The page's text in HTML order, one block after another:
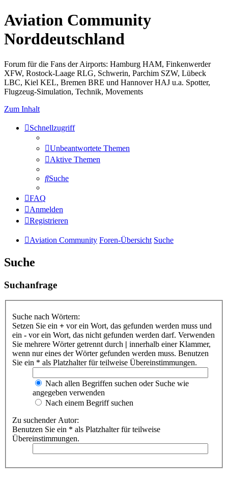
Aviation Community
Norddeutschland
Forum für die Fans der Airports: Hamburg HAM, Finkenwerder
XFW, Rostock-Laage RLG, Schwerin, Parchim SZW, Lübeck
LBC, Kiel KEL, Bremen BRE und Hannover HAJ u.a. Spotter,
Flugzeug-Simulation, Technik, Movements
Zum Inhalt
Schnellzugriff
Unbeantwortete Themen
Aktive Themen
Suche
FAQ
Anmelden
Registrieren
Aviation Community Foren-Übersicht Suche
Suche
Suchanfrage
Suche nach Wörtern:
Setzen Sie ein + vor ein Wort, das gefunden werden muss und
ein - vor ein Wort, das nicht gefunden werden darf. Verwenden
Sie mehrere Wörter getrennt durch | innerhalb einer Klammer,
wenn nur eines der Wörter gefunden werden muss. Benutzen
Sie ein * als Platzhalter für teilweise Übereinstimmungen.
Nach allen Begriffen suchen oder Suche wie
angegeben verwenden
Nach einem Begriff suchen
Zu suchender Autor:
Benutzen Sie ein * als Platzhalter für teilweise
Übereinstimmungen.